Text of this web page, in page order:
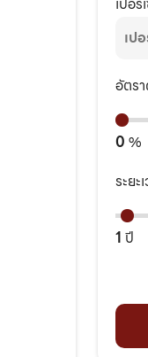
อัตร
0 %
ระยะ
1 ปี